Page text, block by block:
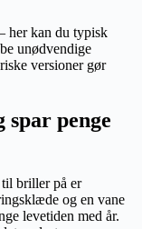
her kan du typisk
unødvendige
versioner gør
spar penge
til briller på er
og en vane
levetiden med år.